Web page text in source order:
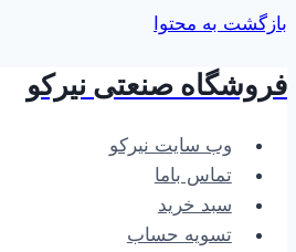
بازگشت به محتوا
فروشگاه صنعتی نیرکو
وب سایت نیرکو
تماس باما
سبد خرید
تسویه حساب